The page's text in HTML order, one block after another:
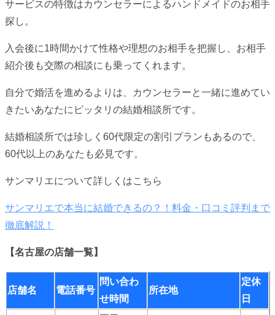
サービスの特徴はカウンセラーによるハンドメイドのお相手
探し。
入会後に1時間かけて性格や理想のお相手を把握し、お相手
紹介後も交際の相談にも乗ってくれます。
自分で婚活を進めるよりは、カウンセラーと一緒に進めてい
きたいあなたにピッタリの結婚相談所です。
結婚相談所では珍しく60代限定の割引プランもあるので、
60代以上のあなたも必見です。
サンマリエについて詳しくはこちら
サンマリエで本当に結婚できるの？！料金・口コミ評判まで
徹底解説！
【名古屋の店舗一覧】
店舗名 電話番号
問い合わ
せ時間
所在地
定休
日